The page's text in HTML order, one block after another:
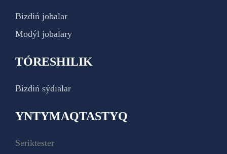
Bizdiń jobalar
Modýl jobalary
TÓRESHILIK
Bizdiń sýdıalar
YNTYMAQTASTYQ
Seriktester